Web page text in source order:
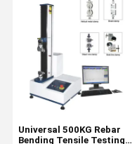
Universal 500KG Rebar
Bending Tensile Testing